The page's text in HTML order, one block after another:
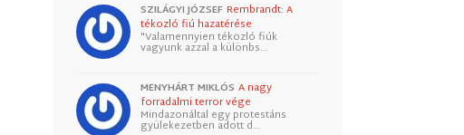
SZILÁGYI JÓZSEF Rembrandt: A
tékozló fiú hazatérése
"Valamennyien tékozló fiúk
vagyunk azzal a különbs…
MENYHÁRT MIKLÓS A nagy
forradalmi terror vége
Mindazonáltal egy protestáns
gyülekezetben adott d…